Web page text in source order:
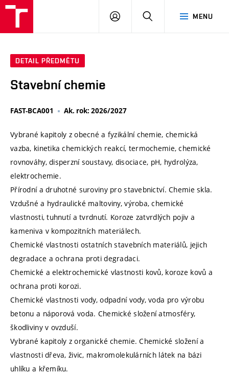
MENU
PŘIHLÁSIT
DETAIL PŘEDMĚTU
Stavební chemie
FAST-BCA001 Ak. rok: 2026/2027
Vybrané kapitoly z obecné a fyzikální chemie, chemická
vazba, kinetika chemických reakcí, termochemie, chemické
rovnováhy, disperzní soustavy, disociace, pH, hydrolýza,
elektrochemie.
Přírodní a druhotné suroviny pro stavebnictví. Chemie skla.
Vzdušné a hydraulické maltoviny, výroba, chemické
vlastnosti, tuhnutí a tvrdnutí. Koroze zatvrdlých pojiv a
kameniva v kompozitních materiálech.
Chemické vlastnosti ostatních stavebních materiálů, jejich
degradace a ochrana proti degradaci.
Chemické a elektrochemické vlastnosti kovů, koroze kovů a
ochrana proti korozi.
Chemické vlastnosti vody, odpadní vody, voda pro výrobu
betonu a náporová voda. Chemické složení atmosféry,
škodliviny v ovzduší.
Vybrané kapitoly z organické chemie. Chemické složení a
vlastnosti dřeva, živic, makromolekulárních látek na bázi
uhlíku a křemíku.